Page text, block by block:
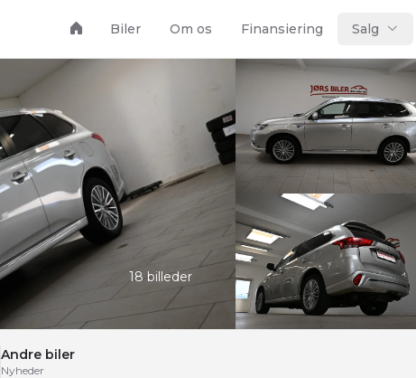
Biler Om os Finansiering Salg
18 billeder
Andre biler
Nyheder